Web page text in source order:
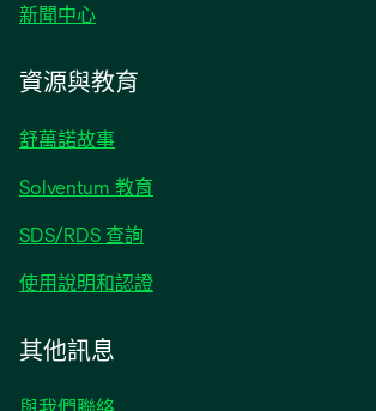
新聞中心在
標
籤
中
啟
資源與教育
舒萬諾故事
Solventum 教育
SDS/RDS 查詢
使用說明和認證
其他訊息